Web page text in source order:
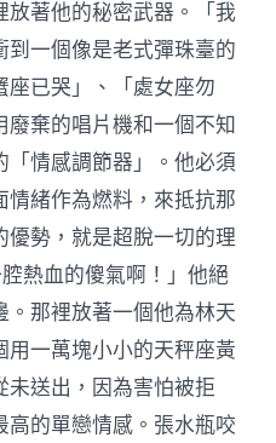
著他的秘密武器。「我
一個像是老式彈珠臺的
已哭」、「處女座勿
棄的唱片機和一個不知
情感調節器」。他必須
緒作為燃料，來抵抗那
優勢，就是超脫一切的理
熱血的傻氣啊！」他絕
那裡放著一個他為林天
一萬塊小小的天秤座黃
送出，因為害怕被拒
的單戀情感。張水瓶咬